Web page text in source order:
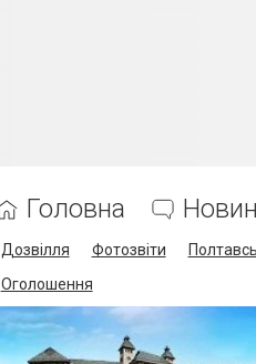
Головна
Дозвілля Фотозвіти
Оголошення